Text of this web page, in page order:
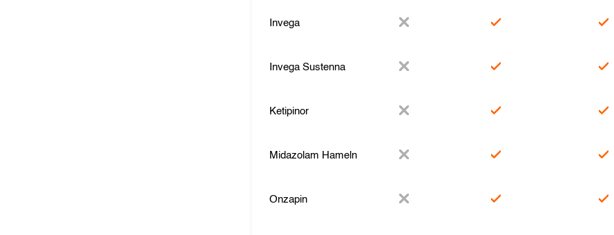
Invega
Invega Sustenna
Ketipinor
Midazolam Hameln
Onzapin